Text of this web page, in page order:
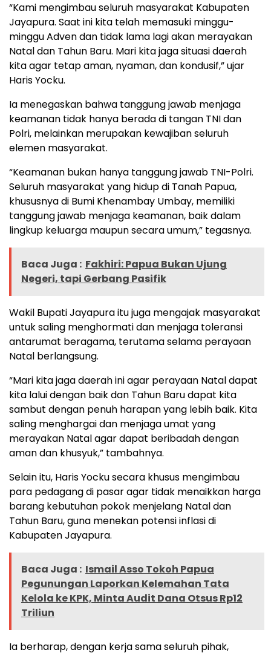
“Kami mengimbau seluruh masyarakat Kabupaten
Jayapura. Saat ini kita telah memasuki minggu-
minggu Adven dan tidak lama lagi akan merayakan
Natal dan Tahun Baru. Mari kita jaga situasi daerah
kita agar tetap aman, nyaman, dan kondusif,” ujar
Haris Yocku.
Ia menegaskan bahwa tanggung jawab menjaga
keamanan tidak hanya berada di tangan TNI dan
Polri, melainkan merupakan kewajiban seluruh
elemen masyarakat.
“Keamanan bukan hanya tanggung jawab TNI-Polri.
Seluruh masyarakat yang hidup di Tanah Papua,
khususnya di Bumi Khenambay Umbay, memiliki
tanggung jawab menjaga keamanan, baik dalam
lingkup keluarga maupun secara umum,” tegasnya.
Baca Juga : Fakhiri: Papua Bukan Ujung
Negeri, tapi Gerbang Pasifik
Wakil Bupati Jayapura itu juga mengajak masyarakat
untuk saling menghormati dan menjaga toleransi
antarumat beragama, terutama selama perayaan
Natal berlangsung.
“Mari kita jaga daerah ini agar perayaan Natal dapat
kita lalui dengan baik dan Tahun Baru dapat kita
sambut dengan penuh harapan yang lebih baik. Kita
saling menghargai dan menjaga umat yang
merayakan Natal agar dapat beribadah dengan
aman dan khusyuk,” tambahnya.
Selain itu, Haris Yocku secara khusus mengimbau
para pedagang di pasar agar tidak menaikkan harga
barang kebutuhan pokok menjelang Natal dan
Tahun Baru, guna menekan potensi inflasi di
Kabupaten Jayapura.
Baca Juga : Ismail Asso Tokoh Papua
Pegunungan Laporkan Kelemahan Tata
Kelola ke KPK, Minta Audit Dana Otsus Rp12
Triliun
Ia berharap, dengan kerja sama seluruh pihak,